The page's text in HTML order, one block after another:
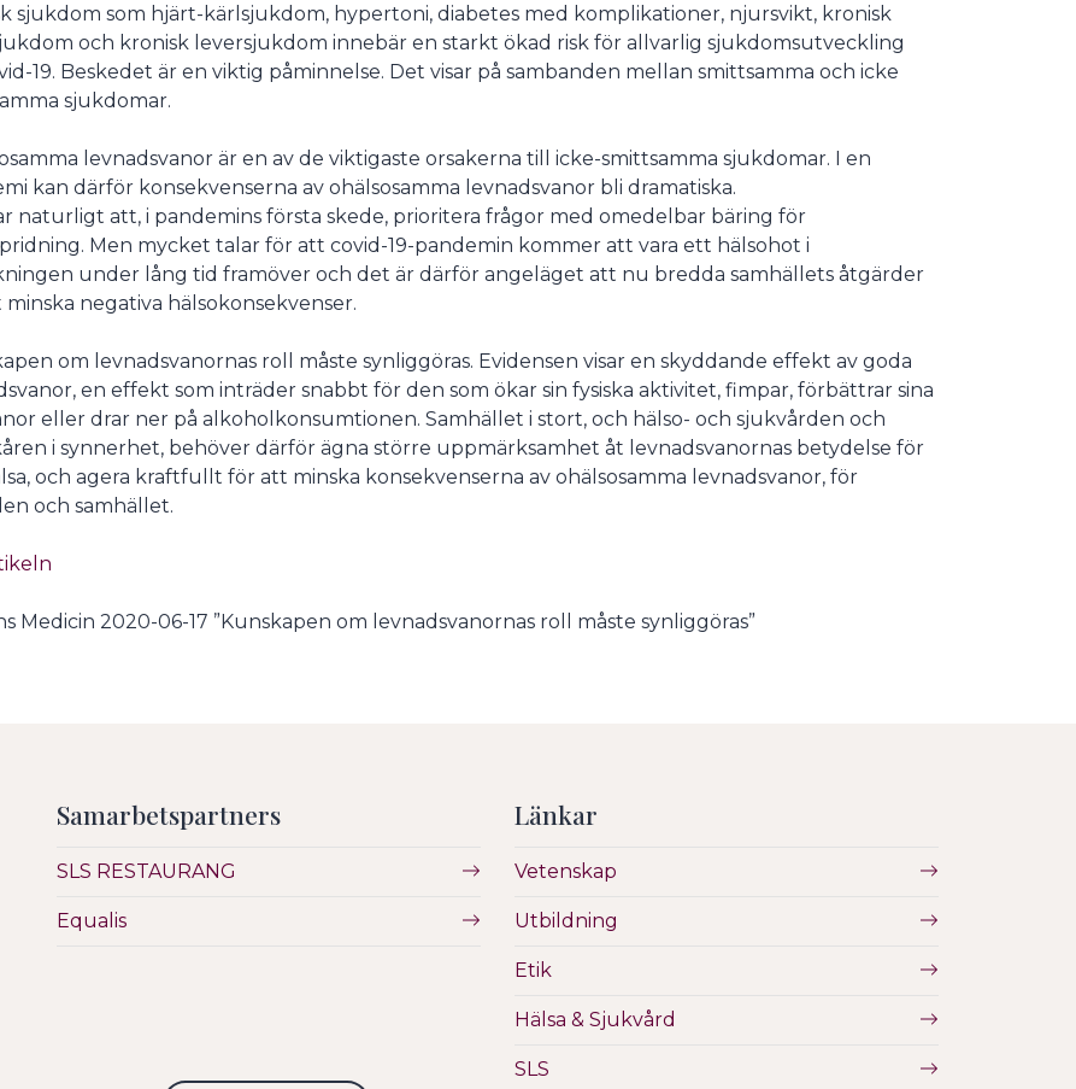
sjukdom som hjärt-kärlsjukdom, hypertoni, diabetes med komplikationer, njursvikt, kronisk
och kronisk leversjukdom innebär en starkt ökad risk för allvarlig sjukdomsutveckling
19. Beskedet är en viktig påminnelse. Det visar på sambanden mellan smittsamma och icke
sjukdomar.
levnadsvanor är en av de viktigaste orsakerna till icke-smittsamma sjukdomar. I en
kan därför konsekvenserna av ohälsosamma levnadsvanor bli dramatiska.
naturligt att, i pandemins första skede, prioritera frågor med omedelbar bäring för
Men mycket talar för att covid-19-pandemin kommer att vara ett hälsohot i
under lång tid framöver och det är därför angeläget att nu bredda samhällets åtgärder
negativa hälsokonsekvenser.
om levnadsvanornas roll måste synliggöras. Evidensen visar en skyddande effekt av goda
en effekt som inträder snabbt för den som ökar sin fysiska aktivitet, fimpar, förbättrar sina
eller drar ner på alkoholkonsumtionen. Samhället i stort, och hälso- och sjukvården och
i synnerhet, behöver därför ägna större uppmärksamhet åt levnadsvanornas betydelse för
och agera kraftfullt för att minska konsekvenserna av ohälsosamma levnadsvanor, för
och samhället.
Medicin 2020-06-17 ”Kunskapen om levnadsvanornas roll måste synliggöras”
Samarbetspartners
SLS RESTAURANG
Equalis
Länkar
Vetenskap
Utbildning
Etik
Hälsa & Sjukvård
SLS